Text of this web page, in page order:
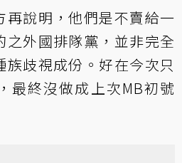
再說明，他們是不賣給一
之外國排隊黨，並非完全
歧視成份。好在今次只
最終沒做成上次MB初號